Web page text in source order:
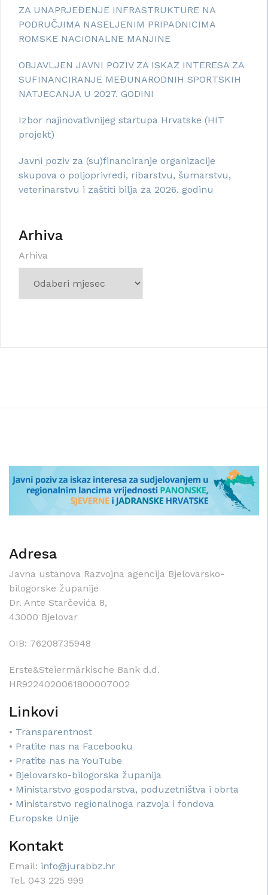
ZA UNAPRJEĐENJE INFRASTRUKTURE NA
PODRUČJIMA NASELJENIM PRIPADNICIMA
ROMSKE NACIONALNE MANJINE
OBJAVLJEN JAVNI POZIV ZA ISKAZ INTERESA ZA
SUFINANCIRANJE MEĐUNARODNIH SPORTSKIH
NATJECANJA U 2027. GODINI
Izbor najinovativnijeg startupa Hrvatske (HIT
projekt)
Javni poziv za (su)financiranje organizacije
skupova o poljoprivredi, ribarstvu, šumarstvu,
veterinarstvu i zaštiti bilja za 2026. godinu
Arhiva
Arhiva
Adresa
Javna ustanova Razvojna agencija Bjelovarsko-
bilogorske županije
Dr. Ante Starčevića 8,
43000 Bjelovar
OIB: 76208735948
Erste&Steiermärkische Bank d.d.
HR9224020061800007002
Linkovi
• Transparentnost
• Pratite nas na Facebooku
• Pratite nas na YouTube
• Bjelovarsko-bilogorska županija
• Ministarstvo gospodarstva, poduzetništva i obrta
• Ministarstvo regionalnoga razvoja i fondova
Europske Unije
Kontakt
Email: info@jurabbz.hr
Tel. 043 225 999